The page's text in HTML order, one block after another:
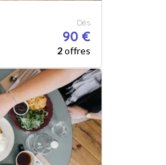
Dès
90 €
2offres